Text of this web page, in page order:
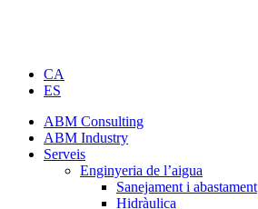
CA
ES
ABM Consulting
ABM Industry
Serveis
Enginyeria de l’aigua
Sanejament i abastament
Hidràulica